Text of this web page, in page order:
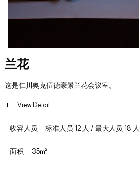
兰花
这是仁川奥克伍德豪景兰花会议室。
View Detail
收容人员 标准人员 12 人 / 最大人员 18 人
面积 35㎡